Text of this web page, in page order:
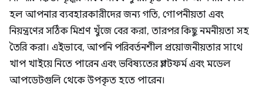
হল আপনার ব্যবহারকারীদের জন্য গতি, গোপনীয়তা এবং
নিয়ন্ত্রণের সঠিক মিশ্রণ খুঁজে বের করা, তারপর কিছু নমনীয়তা সহ
তৈরি করা। এইভাবে, আপনি পরিবর্তনশীল প্রয়োজনীয়তার সাথে
খাপ খাইয়ে নিতে পারেন এবং ভবিষ্যতের প্ল্যাটফর্ম এবং মডেল
আপডেটগুলি থেকে উপকৃত হতে পারেন।